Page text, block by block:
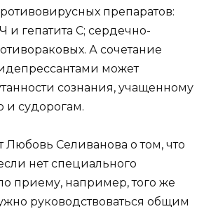
препаратов:
и гепатита C; сердечно-
А сочетание
может
сознания, учащенному
судорогам.
Любовь Селиванова о том, что
нет специального
приему, например, того же
руководствоваться общим